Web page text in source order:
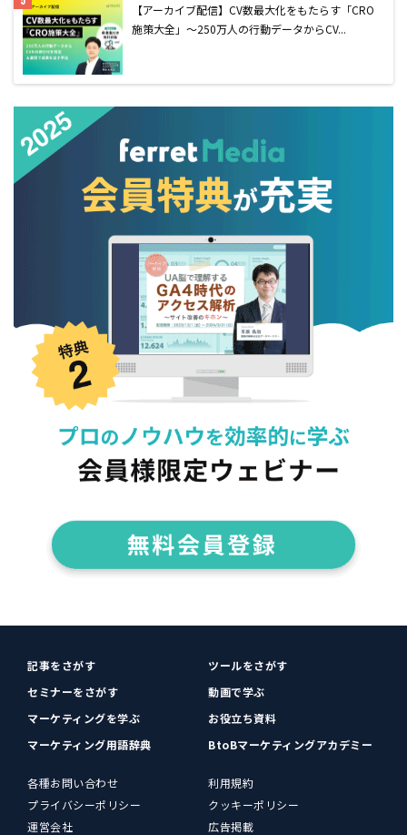
【アーカイブ配信】CV数最大化をもたらす「CRO
施策大全」〜250万人の行動データからCV...
記事をさがす
ツールをさがす
セミナーをさがす
動画で学ぶ
マーケティングを学ぶ
お役立ち資料
マーケティング用語辞典
BtoBマーケティングアカデミー
各種お問い合わせ
利用規約
プライバシーポリシー
クッキーポリシー
運営会社
広告掲載